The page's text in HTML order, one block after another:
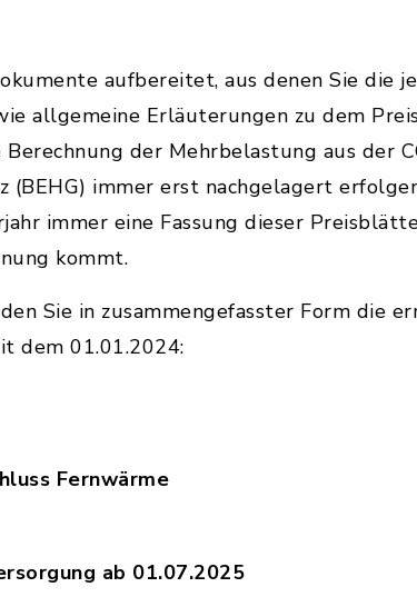
aufbereitet, aus denen Sie die
allgemeine Erläuterungen zu dem
der Mehrbelastung aus der
(BEHG) immer erst nachgelagert
immer eine Fassung dieser
kommt.
Sie in zusammengefasster Form die
dem 01.01.2024:
Fernwärme
ab 01.07.2025